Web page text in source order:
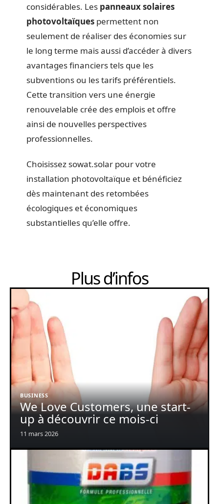
considérables. Les panneaux solaires
photovoltaïques permettent non
seulement de réaliser des économies sur
le long terme mais aussi d’accéder à divers
avantages financiers tels que les
subventions ou les tarifs préférentiels.
Cette transition vers une énergie
renouvelable crée des emplois et offre
ainsi de nouvelles perspectives
professionnelles.
Choisissez sowat.solar pour votre
installation photovoltaïque et bénéficiez
dès maintenant des retombées
écologiques et économiques
substantielles qu’elle offre.
Plus d’infos
BUSINESS
We Love Customers, une start-
up à découvrir ce mois-ci
11 mars 2026